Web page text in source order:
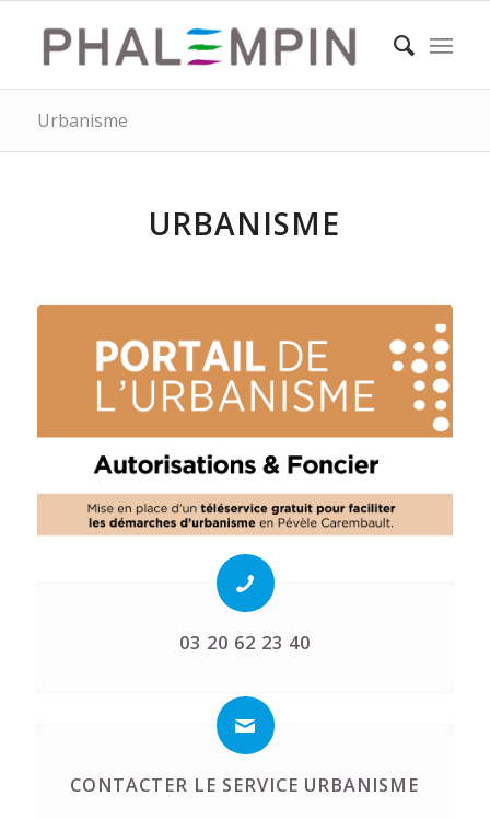
Urbanisme
URBANISME
03 20 62 23 40
CONTACTER LE SERVICE URBANISME